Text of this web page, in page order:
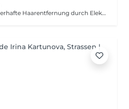
Seit 1970 sind wir auf dauerhafte Haarentfernung durch Elektrolyse spezialisiert. Diese Methode der dauerhaften Haarentfernung ist unumstritten. Die Elektrolyse ermöglicht die dauerhafte Entfernung der für das Haarwachstum verantwortlichen Zellen, indem ein Filament in den Haarfollikel eingeführt wird und ein Hochgeschwindigkeitsstrom angelegt wird, der auf das Haar und die Zielregion abgestimmt ist. Alle Haut- und Haarfarben sowie alle Regionen können effizient und ohne Kompromisse behandelt werden.